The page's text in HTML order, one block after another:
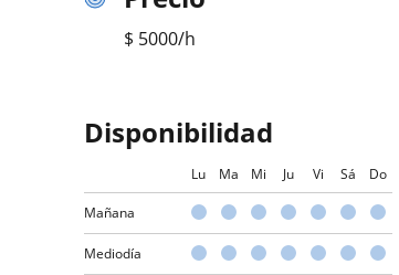
$ 5000/h
Disponibilidad
Lu Ma Mi Ju Vi Sá Do
Mañana
Mediodía